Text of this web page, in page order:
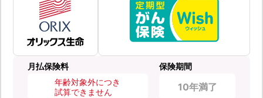
月払保険料
年齢対象外につき
試算できません
保険期間
10年満了